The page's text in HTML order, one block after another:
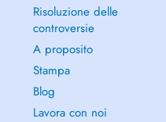
Risoluzione delle
controversie
A proposito
Stampa
Blog
Lavora con noi